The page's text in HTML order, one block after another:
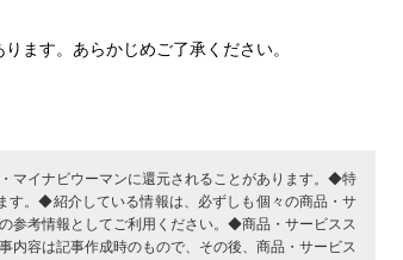
ます。あらかじめご了承ください。
マイナビウーマンに還元されることがあります。◆特
す。◆紹介している情報は、必ずしも個々の商品・サ
参考情報としてご利用ください。◆商品・サービスス
容は記事作成時のもので、その後、商品・サービス